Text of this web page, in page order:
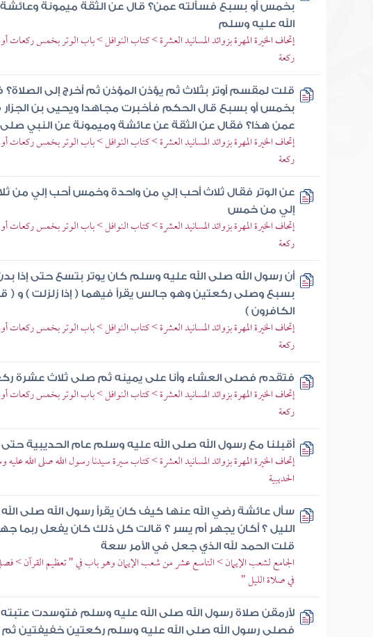
بخمس أو بسبع فسألته عمن؟ قال عن الثقة ميمونة
الله عليه وسلم
إتحاف الخيرة المهرة بزوائد المسانيد العشرة > كتاب النوافل > باب الوتر بخمس ركعات
ركعة
قلت لمقسم أوتر بثلاث ثم يؤذن المؤذن ثم أخرج إلى الصلاة؟
بخمس أو بسبع قال الحكم فأخبرت مجاهدا ويحيى بن الجزار
عمن هذا؟ فقال عن الثقة عن عائشة وميمونة عن النبي صلى
إتحاف الخيرة المهرة بزوائد المسانيد العشرة > كتاب النوافل > باب الوتر بخمس ركعات
ركعة
عن الوتر فقال ثلاث أحب إلي من واحدة وخمس أحب إلي من
إلي من خمس
إتحاف الخيرة المهرة بزوائد المسانيد العشرة > كتاب النوافل > باب الوتر بخمس ركعات
ركعة
أن رسول الله صلى الله عليه وسلم كان يوتر بتسع حتى إذا
بسبع وصلى ركعتين وهو جالس يقرأ فيهما ( إذا زلزلت ) و (
الكافرون )
إتحاف الخيرة المهرة بزوائد المسانيد العشرة > كتاب النوافل > باب الوتر بخمس ركعات
ركعة
فتقدم فصلى العشاء وأنا على يمينه ثم صلى ثلاث عشرة
إتحاف الخيرة المهرة بزوائد المسانيد العشرة > كتاب النوافل > باب الوتر بخمس ركعات
ركعة
أقبلنا مع رسول الله صلى الله عليه وسلم عام الحديبية حتى
إتحاف الخيرة المهرة بزوائد المسانيد العشرة > كتاب سيرة سيدنا رسول الله صلى الله
الحديبية
سأل عائشة رضي الله عنها كيف كان يقرأ رسول الله صلى
الليل ؟ أكان يجهر أم يسر ؟ قالت كل ذلك كان يفعل ربما
قلت الحمد لله الذي جعل في الأمر سعة
الجامع لشعب الإيمان > التاسع عشر من شعب الإيمان وهو باب في " تعظيم القرآن > فصل
في صلاة الليل "
لأرمقن صلاة رسول الله صلى الله عليه وسلم فتوسدت
فصلى رسول الله صلى الله عليه وسلم ركعتين خفيفتين